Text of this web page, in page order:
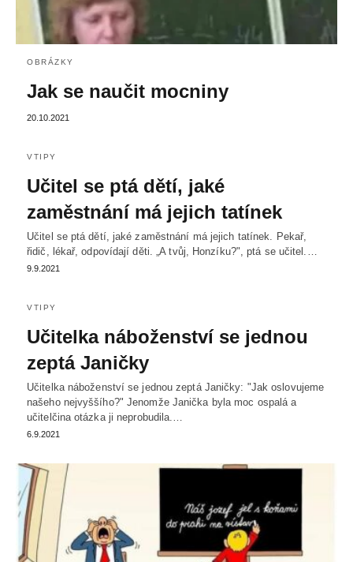
OBRÁZKY
Jak se naučit mocniny
20.10.2021
VTIPY
Učitel se ptá dětí, jaké
zaměstnání má jejich tatínek
Učitel se ptá dětí, jaké zaměstnání má jejich tatínek. Pekař,
řidič, lékař, odpovídají děti. „A tvůj, Honzíku?", ptá se učitel.…
9.9.2021
VTIPY
Učitelka náboženství se jednou
zeptá Janičky
Učitelka náboženství se jednou zeptá Janičky: "Jak oslovujeme
našeho nejvyššího?" Jenomže Janička byla moc ospalá a
učitelčina otázka ji neprobudila.…
6.9.2021